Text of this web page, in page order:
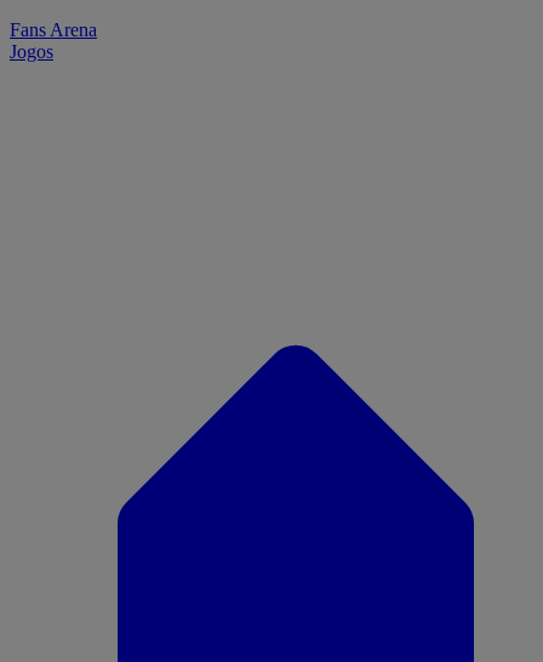
Fans Arena
Jogos